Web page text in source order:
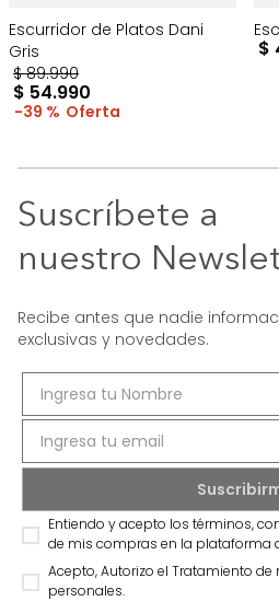
Escurridor de Platos Dani
Gris
$ 89.990
$ 54.990
39 %
$
Suscríbete a
nuestro
Recibe antes que nadie
exclusivas y novedades.
Entiendo y acepto los términos,
de mis compras en la plataforma
Acepto, Autorizo el Tratamiento de
personales.